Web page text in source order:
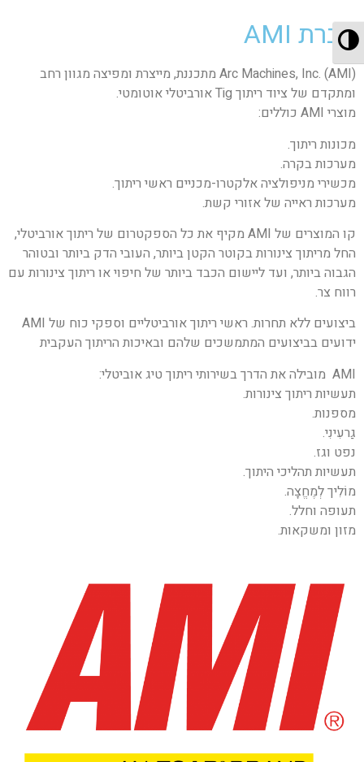
מתג ניגודיות גבוהה
חברת AMI
Arc Machines, Inc. (AMI) מתכננת, מייצרת ומפיצה מגוון רחב
ומתקדם של ציוד ריתוך Tig אורביטלי אוטומטי.
מוצרי AMI כוללים:
מכונות ריתוך.
מערכות בקרה.
מכשירי מניפולציה אלקטרו-מכניים ראשי ריתוך.
מערכות ראייה של אזורי קשת.
קו המוצרים של AMI מקיף את כל הספקטרום של ריתוך אורביטלי,
החל מריתוך צינורות בקוטר הקטן ביותר, העובי הדק ביותר ובטוהר
הגבוה ביותר, ועד ליישום הכבד ביותר של חיפוי או ריתוך צינורות עם
רווח צר.
ביצועים ללא תחרות. ראשי ריתוך אורביטליים וספקי כוח של AMI
ידועים בביצועים המתמשכים שלהם ובאיכות הריתוך העקבית
AMI מובילה את הדרך בשירותי ריתוך טיג אוביטלי:
תעשיות ריתוך צינורות.
מספנות.
גַרעִינִי.
נפט וגז.
תעשיות תהליכי היתוך.
מוֹלִיך לְמֶחֱצָה.
תעופה וחלל.
מזון ומשקאות.